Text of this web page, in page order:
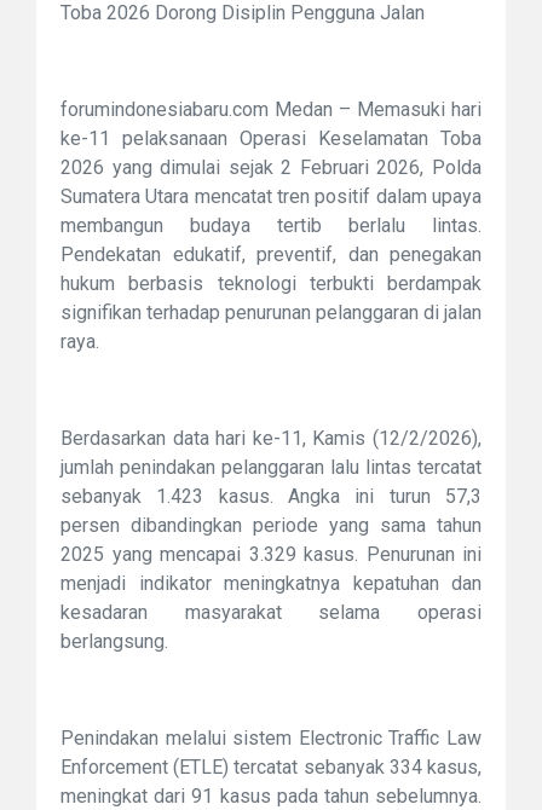
Toba 2026 Dorong Disiplin Pengguna Jalan
forumindonesiabaru.com Medan – Memasuki hari
ke-11 pelaksanaan Operasi Keselamatan Toba
2026 yang dimulai sejak 2 Februari 2026, Polda
Sumatera Utara mencatat tren positif dalam upaya
membangun budaya tertib berlalu lintas.
Pendekatan edukatif, preventif, dan penegakan
hukum berbasis teknologi terbukti berdampak
signifikan terhadap penurunan pelanggaran di jalan
raya.
Berdasarkan data hari ke-11, Kamis (12/2/2026),
jumlah penindakan pelanggaran lalu lintas tercatat
sebanyak 1.423 kasus. Angka ini turun 57,3
persen dibandingkan periode yang sama tahun
2025 yang mencapai 3.329 kasus. Penurunan ini
menjadi indikator meningkatnya kepatuhan dan
kesadaran masyarakat selama operasi
berlangsung.
Penindakan melalui sistem Electronic Traffic Law
Enforcement (ETLE) tercatat sebanyak 334 kasus,
meningkat dari 91 kasus pada tahun sebelumnya.